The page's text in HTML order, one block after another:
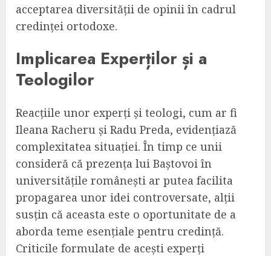
acceptarea diversității de opinii în cadrul
credinței ortodoxe.
Implicarea Experților și a
Teologilor
Reacțiile unor experți și teologi, cum ar fi
Ileana Racheru și Radu Preda, evidențiază
complexitatea situației. În timp ce unii
consideră că prezența lui Baștovoi în
universitățile românești ar putea facilita
propagarea unor idei controversate, alții
susțin că aceasta este o oportunitate de a
aborda teme esențiale pentru credință.
Criticile formulate de acești experți